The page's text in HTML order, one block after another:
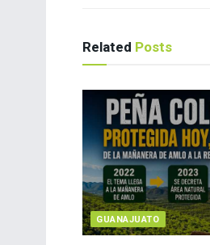
Related Posts
GUANAJUATO